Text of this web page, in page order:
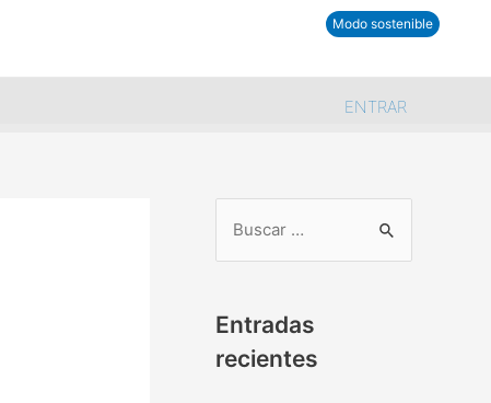
Modo sostenible
ENTRAR
u
c
a
Entradas
recientes